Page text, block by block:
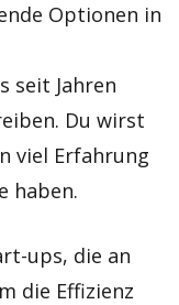
Optionen in
seit Jahren
Du wirst
viel Erfahrung
haben.
ups, die an
die Effizienz